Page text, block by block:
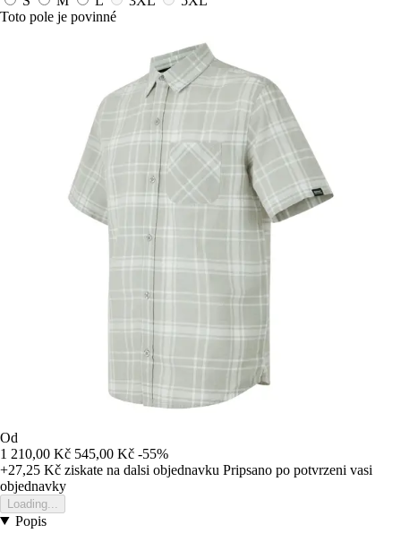
Toto pole je povinné
Od
1 210,00 Kč 545,00 Kč -55%
+27,25 Kč ziskate na dalsi objednavku Pripsano po potvrzeni vasi
objednavky
Loading...
Popis